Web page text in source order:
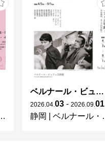
ベルナール・ビュフェと写真 ーカメラがとらえたビュフェとその時代、そして21 世紀へ
2026 04 03 - 2026 09 01
静岡
ベルナール・ビュフェ美術館